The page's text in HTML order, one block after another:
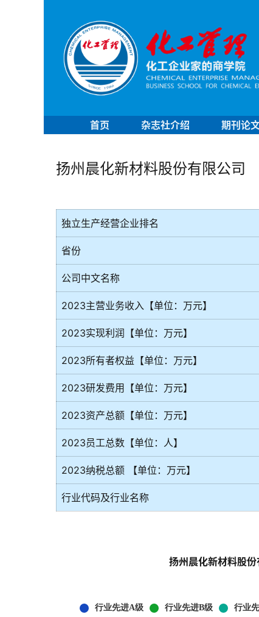
首页 杂志社介绍 期刊论
扬州晨化新材料股份有限公司
独立生产经营企业排名
省份
公司中文名称
2023主营业务收入【单位：万元】
2023实现利润【单位：万元】
2023所有者权益【单位：万元】
2023研发费用【单位：万元】
2023资产总额【单位：万元】
2023员工总数【单位：人】
2023纳税总额 【单位：万元】
行业代码及行业名称
扬州晨化新材料股份